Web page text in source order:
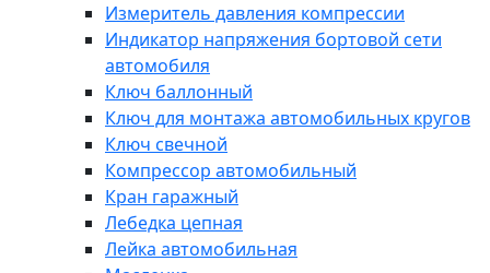
Измеритель давления компрессии
Индикатор напряжения бортовой сети
автомобиля
Ключ баллонный
Ключ для монтажа автомобильных кругов
Ключ свечной
Компрессор автомобильный
Кран гаражный
Лебедка цепная
Лейка автомобильная